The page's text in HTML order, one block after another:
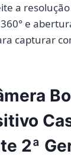
a
e
capturar
2ª